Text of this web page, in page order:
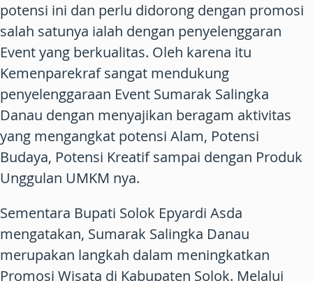
potensi ini dan perlu didorong dengan promosi
salah satunya ialah dengan penyelenggaran
Event yang berkualitas. Oleh karena itu
Kemenparekraf sangat mendukung
penyelenggaraan Event Sumarak Salingka
Danau dengan menyajikan beragam aktivitas
yang mengangkat potensi Alam, Potensi
Budaya, Potensi Kreatif sampai dengan Produk
Unggulan UMKM nya.
Sementara Bupati Solok Epyardi Asda
mengatakan, Sumarak Salingka Danau
merupakan langkah dalam meningkatkan
Promosi Wisata di Kabupaten Solok. Melalui